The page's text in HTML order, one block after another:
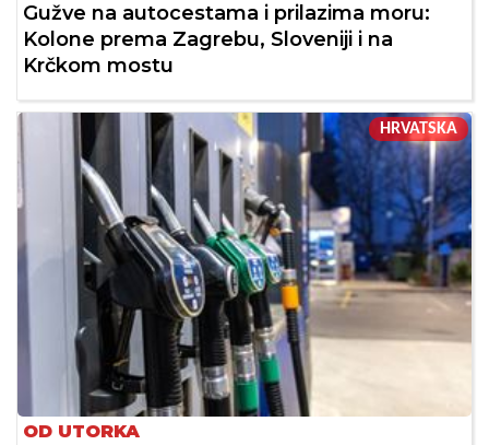
Gužve na autocestama i prilazima moru:
Kolone prema Zagrebu, Sloveniji i na
Krčkom mostu
HRVATSKA
OD UTORKA